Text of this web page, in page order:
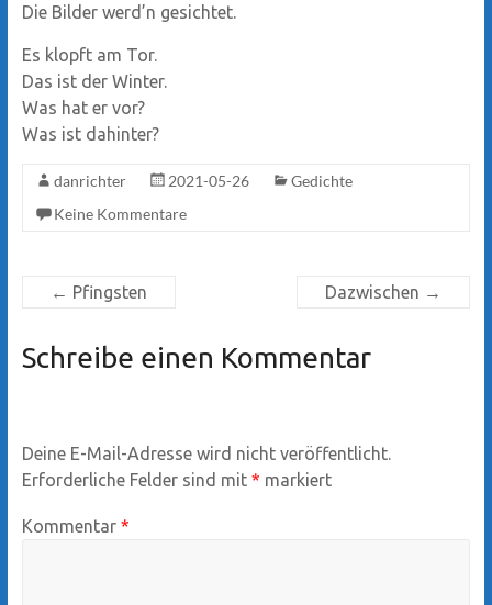
Die Bilder werd’n gesichtet.
Es klopft am Tor.
Das ist der Winter.
Was hat er vor?
Was ist dahinter?
danrichter 2021-05-26
Gedichte
Keine Kommentare
← Pfingsten Dazwischen →
Schreibe einen Kommentar
Deine E-Mail-Adresse wird nicht veröffentlicht.
Erforderliche Felder sind mit * markiert
Kommentar *